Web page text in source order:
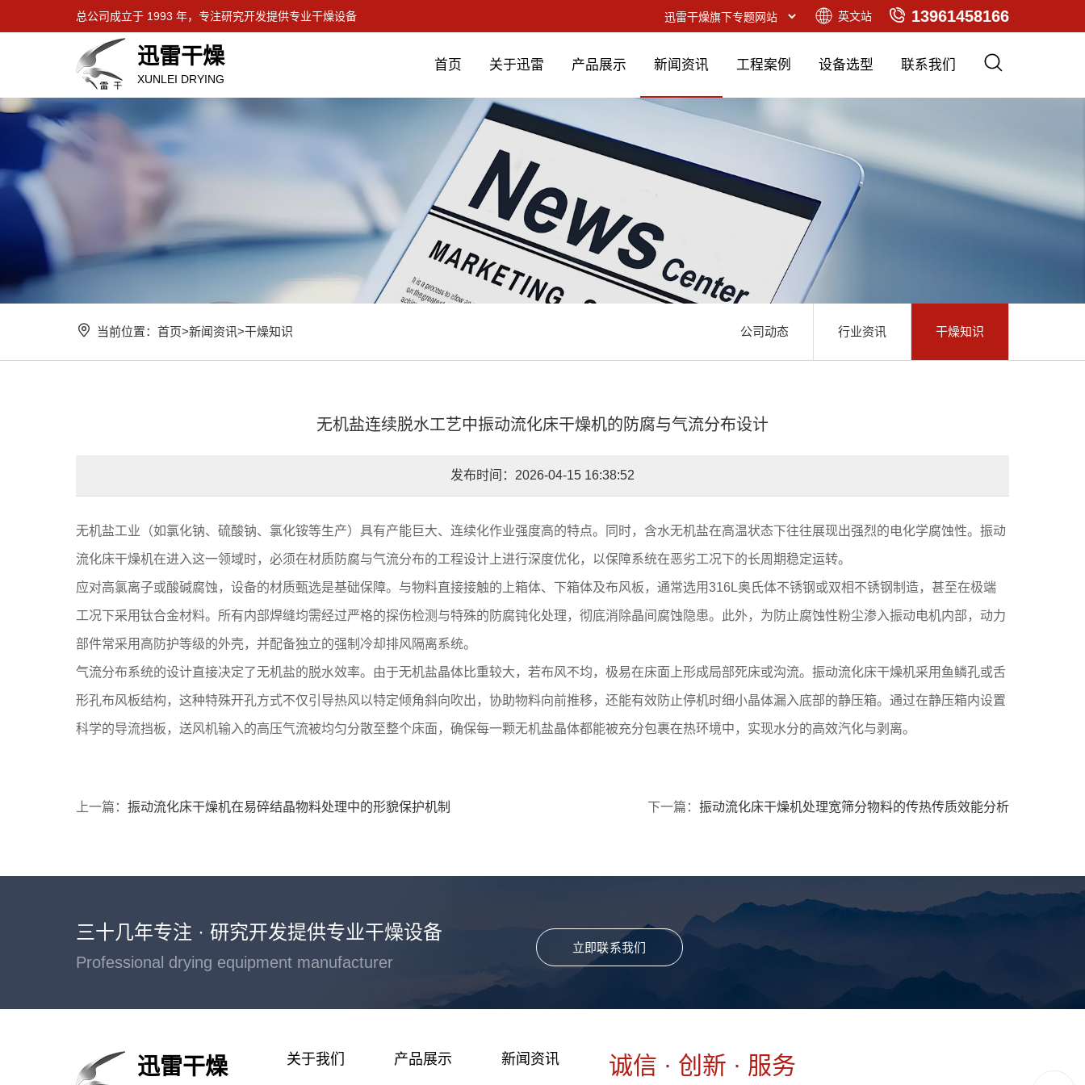
总公司成立于 1993 年，专注研究开发提供专业干燥设备 13961458166
英文站
迅雷干燥
XUNLEI DRYING
首页 关于迅雷 产品展示 新闻资讯 工程案例 设备选型 联系我们
当前位置：首页>新闻资讯>干燥知识 公司动态 行业资讯 干燥知识
无机盐连续脱水工艺中振动流化床干燥机的防腐与气流分布设计
发布时间：2026-04-15 16:38:52
无机盐工业（如氯化钠、硫酸钠、氯化铵等生产）具有产能巨大、连续化作业强度高的特点。同时，含水无机盐在高温状态下往往展现出强烈的电化学腐蚀性。振动
流化床干燥机在进入这一领域时，必须在材质防腐与气流分布的工程设计上进行深度优化，以保障系统在恶劣工况下的长周期稳定运转。
应对高氯离子或酸碱腐蚀，设备的材质甄选是基础保障。与物料直接接触的上箱体、下箱体及布风板，通常选用316L奥氏体不锈钢或双相不锈钢制造，甚至在极端
工况下采用钛合金材料。所有内部焊缝均需经过严格的探伤检测与特殊的防腐钝化处理，彻底消除晶间腐蚀隐患。此外，为防止腐蚀性粉尘渗入振动电机内部，动力
部件常采用高防护等级的外壳，并配备独立的强制冷却排风隔离系统。
气流分布系统的设计直接决定了无机盐的脱水效率。由于无机盐晶体比重较大，若布风不均，极易在床面上形成局部死床或沟流。振动流化床干燥机采用鱼鳞孔或舌
形孔布风板结构，这种特殊开孔方式不仅引导热风以特定倾角斜向吹出，协助物料向前推移，还能有效防止停机时细小晶体漏入底部的静压箱。通过在静压箱内设置
科学的导流挡板，送风机输入的高压气流被均匀分散至整个床面，确保每一颗无机盐晶体都能被充分包裹在热环境中，实现水分的高效汽化与剥离。
上一篇：振动流化床干燥机在易碎结晶物料处理中的形貌保护机制 下一篇： 振动流化床干燥机处理宽筛分物料的传热传质效能分析
三十几年专注 · 研究开发提供专业干燥设备
Professional drying equipment manufacturer
立即联系我们
迅雷干燥 关于我们 产品展示 新闻资讯 诚信 · 创新 · 服务